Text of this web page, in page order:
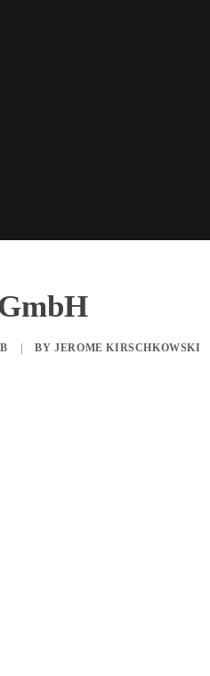
BYJEROME KIRSCHKOWSKI